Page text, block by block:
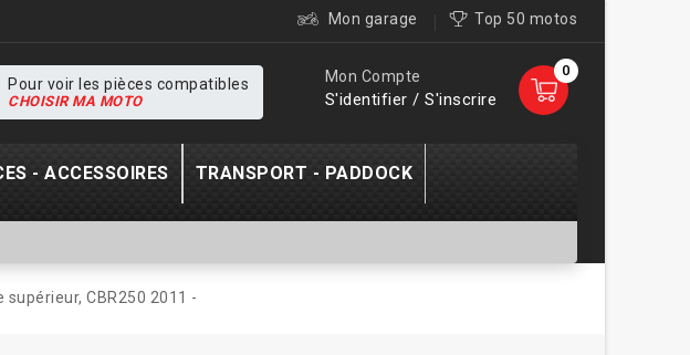
Mon garage Top 50 motos
0
Mon Compte
S'identifier / S'inscrire
Pour voir les pièces compatibles
CHOISIR MA MOTO
- ACCESSOIRES TRANSPORT - PADDOCK
supérieur, CBR250 2011 -